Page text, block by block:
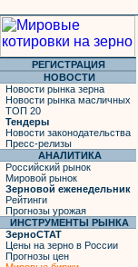
РЕГИСТРАЦИЯ
НОВОСТИ
Новости рынка зерна
Новости рынка масличных
ТОП 20
Тендеры
Новости законодательства
Пресс-релизы
АНАЛИТИКА
Российский рынок
Мировой рынок
Зерновой еженедельник
Рейтинги
Прогнозы урожая
ИНСТРУМЕНТЫ РЫНКА
ЗерноСТАТ
Цены на зерно в России
Прогнозы цен